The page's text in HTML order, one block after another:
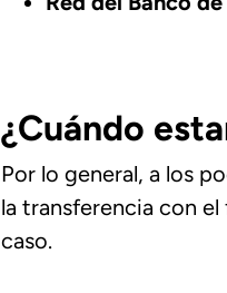
¿Cuándo
Por lo general, a los
la transferencia con
caso.